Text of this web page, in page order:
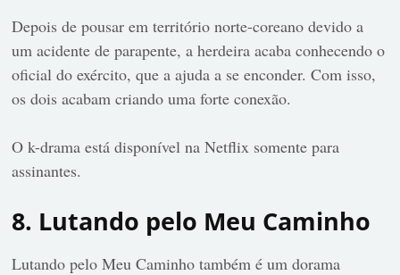
Depois de pousar em território norte-coreano devido a
um acidente de parapente, a herdeira acaba conhecendo o
oficial do exército, que a ajuda a se enconder. Com isso,
os dois acabam criando uma forte conexão.
O k-drama está disponível na Netflix somente para
assinantes.
8. Lutando pelo Meu Caminho
Lutando pelo Meu Caminho também é um dorama